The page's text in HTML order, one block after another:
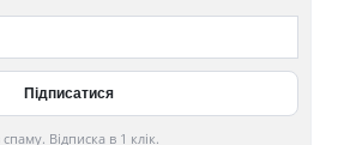
спаму. Відписка в 1 клік.